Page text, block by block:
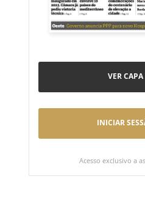
VER CAPA
INICIAR
Acesso exclusivo a